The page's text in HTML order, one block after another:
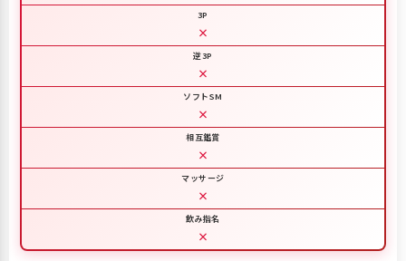
3P
×
逆3P
×
ソフトSM
×
相互鑑賞
×
マッサージ
×
飲み指名
×